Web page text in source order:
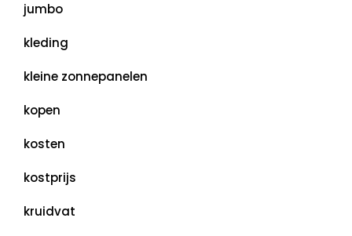
jumbo
kleding
kleine zonnepanelen
kopen
kosten
kostprijs
kruidvat